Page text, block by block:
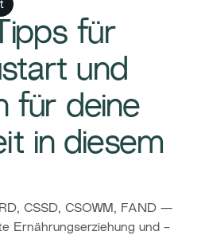
für
und
für deine
in diesem
CSSD, CSOWM, FAND —
Ernährungserziehung und -